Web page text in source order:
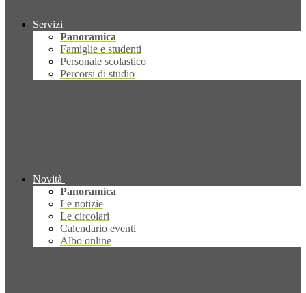
Servizi
Panoramica
Famiglie e studenti
Personale scolastico
Percorsi di studio
Novità
Panoramica
Le notizie
Le circolari
Calendario eventi
Albo online